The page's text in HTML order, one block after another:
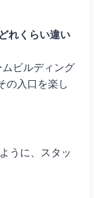
れくらい違い
ビルディング
の入口を楽し
うに、スタッ